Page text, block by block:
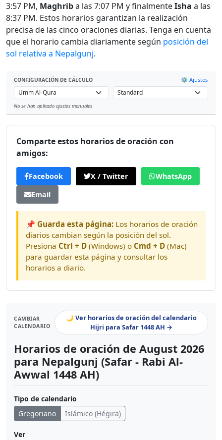
3:57 PM, Maghriba las 7:07 PM y finalmenteIsha a las
8:37 PM. Estos horarios garantizan la realización
precisa de las cinco oraciones diarias. Tenga en cuenta
que el horario cambia diariamente según posición del
sol relativa a Nepalgunj.
CONFIGURACIÓN DE CÁLCULO ⚙️ Ajustes
No se han aplicado ajustes manuales
Comparte estos horarios de oración con
amigos:
Facebook X / Twitter
WhatsApp
Email
📌 Guarda esta página: Los horarios de oración
diarios cambian según la posición del sol.
Presiona Ctrl + D (Windows) o Cmd + D (Mac)
para guardar esta página y consultar los
horarios a diario.
CAMBIAR
CALENDARIO
🌙 Ver horarios de oración del calendario
Hijri para Safar 1448 AH →
Horarios de oración de August 2026
para Nepalgunj (Safar - Rabi Al-
Awwal 1448 AH)
Tipo de calendario
Gregoriano
Islámico (Hégira)
Ver